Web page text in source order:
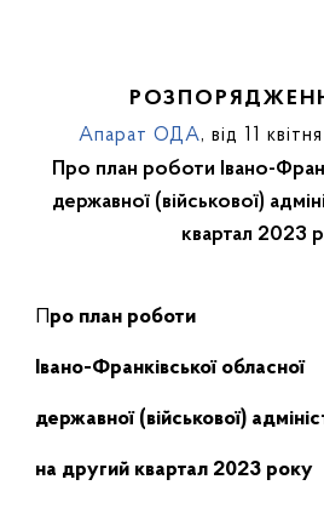
Апарат ОДА, від 11
Про план роботи Івано-
державної (військової)
квартал 2023
Про план роботи
Івано-Франківської обласної
державної (військової)
на другий квартал 2023 року